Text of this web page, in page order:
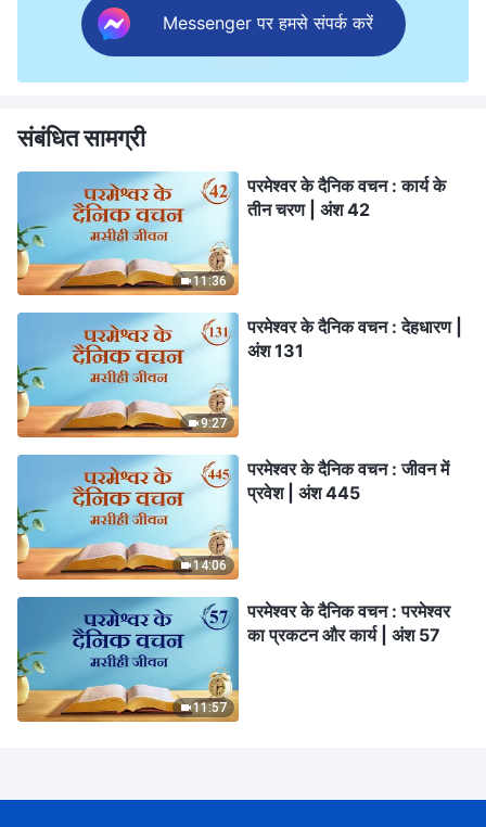
Messenger पर हमसे संपर्क करें
संबंधित सामग्री
11:36
परमेश्वर के दैनिक वचन : कार्य के
तीन चरण | अंश 42
9:27
परमेश्वर के दैनिक वचन : देहधारण |
अंश 131
14:06
परमेश्वर के दैनिक वचन : जीवन में
प्रवेश | अंश 445
11:57
परमेश्वर के दैनिक वचन : परमेश्वर
का प्रकटन और कार्य | अंश 57